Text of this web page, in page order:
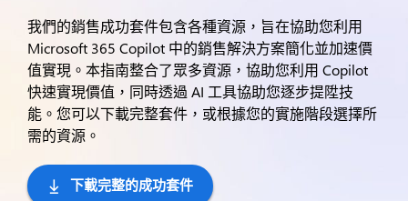
我們的銷售成功套件包含各種資源，旨在協助您利用
Microsoft 365 Copilot 中的銷售解決方案簡化並加速價
值實現。本指南整合了眾多資源，協助您利用 Copilot
快速實現價值，同時透過 AI 工具協助您逐步提陞技
能。您可以下載完整套件，或根據您的實施階段選擇所
需的資源。
下載完整的成功套件